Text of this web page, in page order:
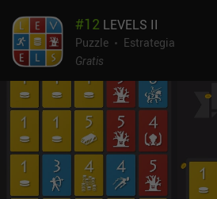
#12 LEVELS II
Puzzle
Estrategia
Gratis